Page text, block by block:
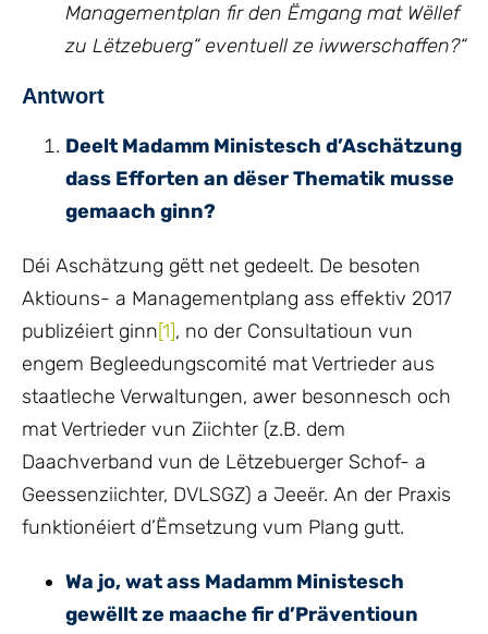
Managementplan fir den Ëmgang mat Wëllef
zu Lëtzebuerg“ eventuell ze iwwerschaffen?“
Antwort
Deelt Madamm Ministesch d’Aschätzung
dass Efforten an dëser Thematik musse
gemaach ginn?
Déi Aschätzung gëtt net gedeelt. De besoten
Aktiouns- a Managementplang ass effektiv 2017
publizéiert ginn[1], no der Consultatioun vun
engem Begleedungscomité mat Vertrieder aus
staatleche Verwaltungen, awer besonnesch och
mat Vertrieder vun Ziichter (z.B. dem
Daachverband vun de Lëtzebuerger Schof- a
Geessenziichter, DVLSGZ) a Jeeër. An der Praxis
funktionéiert d’Ëmsetzung vum Plang gutt.
Wa jo, wat ass Madamm Ministesch
gewëllt ze maache fir d’Präventioun